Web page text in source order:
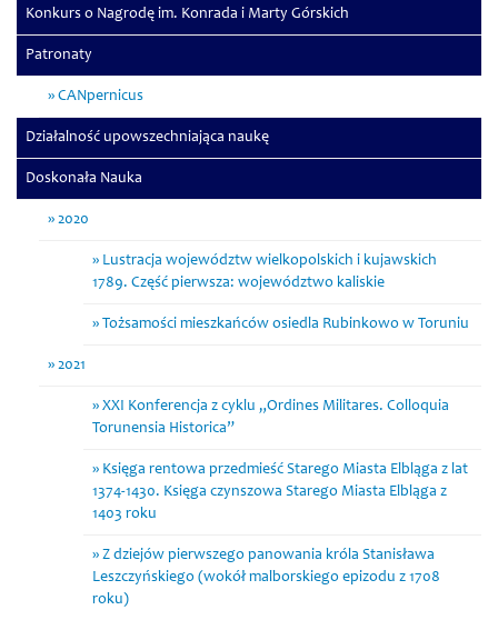
Konkurs o Nagrodę im. Konrada i Marty Górskich
Patronaty
CANpernicus
Działalność upowszechniająca naukę
Doskonała Nauka
2020
Lustracja województw wielkopolskich i kujawskich
1789. Część pierwsza: województwo kaliskie
Tożsamości mieszkańców osiedla Rubinkowo w Toruniu
2021
XXI Konferencja z cyklu „Ordines Militares. Colloquia
Torunensia Historica”
Księga rentowa przedmieść Starego Miasta Elbląga z lat
1374-1430. Księga czynszowa Starego Miasta Elbląga z
1403 roku
Z dziejów pierwszego panowania króla Stanisława
Leszczyńskiego (wokół malborskiego epizodu z 1708
roku)